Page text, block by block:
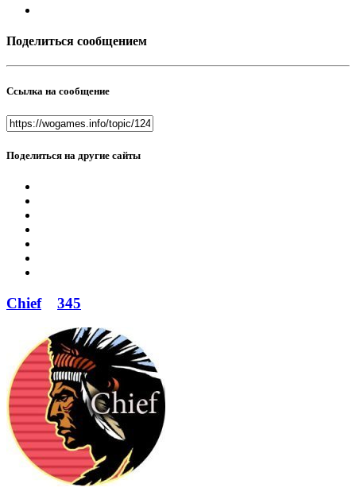
Поделиться сообщением
Ссылка на сообщение
Поделиться на другие сайты
Chief 345